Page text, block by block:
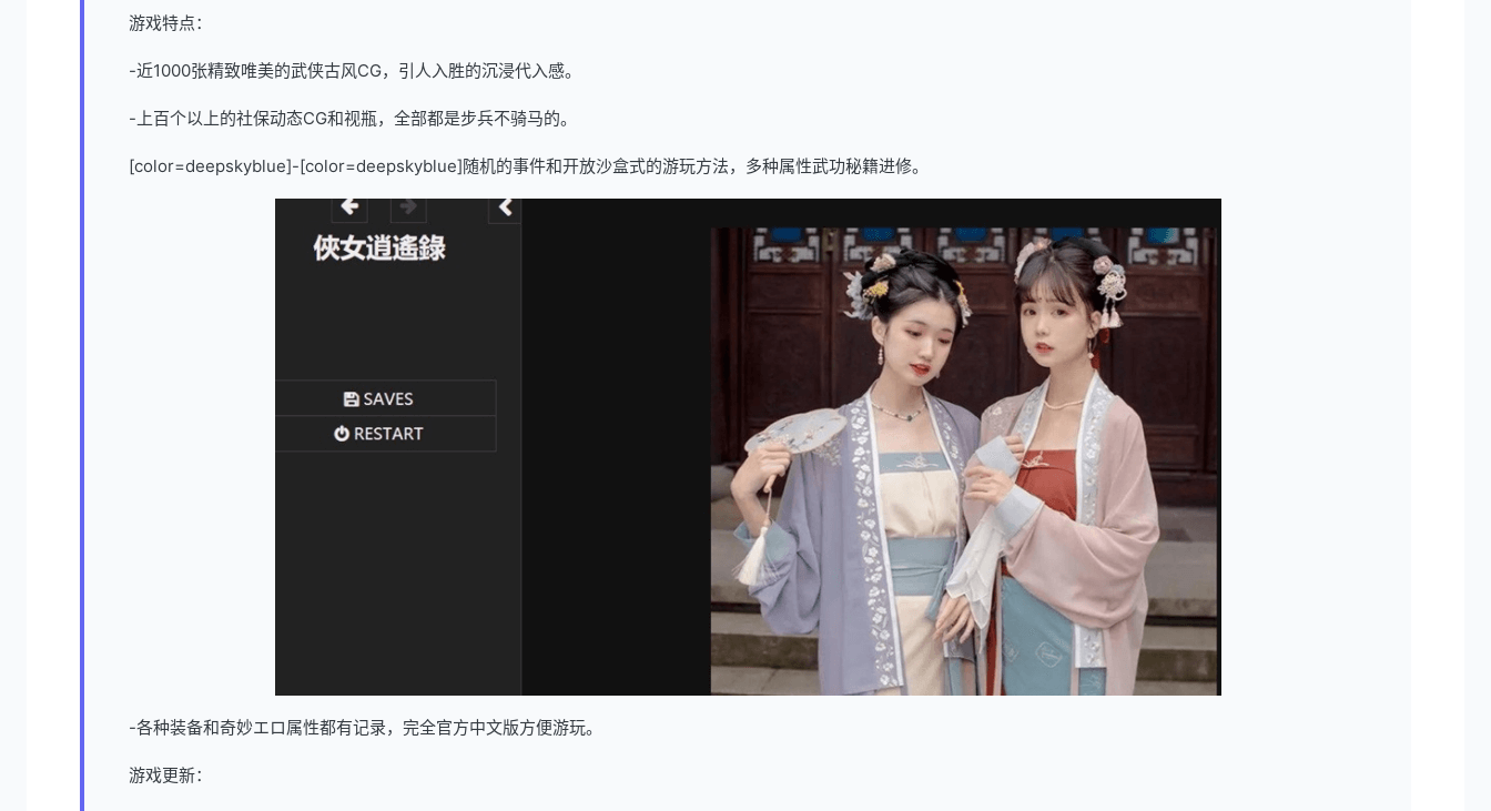
游戏特点：
-近1000张精致唯美的武侠古风CG，引人入胜的沉浸代入感。
-上百个以上的社保动态CG和视瓶，全部都是步兵不骑马的。
[color=deepskyblue]-[color=deepskyblue]随机的事件和开放沙盒式的游玩方法，多种属性武功秘籍进修。
-各种装备和奇妙エロ属性都有记录，完全官方中文版方便游玩。
游戏更新：